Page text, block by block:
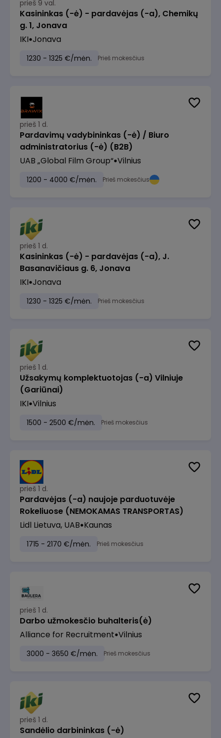
prieš 9 val.
Kasininkas (-ė) - pardavėjas (-a), Chemikų
g. 1, Jonava
IKI Jonava
1230 - 1325 €/mėn. Prieš mokesčius
prieš 1 d.
Pardavimų vadybininkas (-ė) / Biuro
administratorius (-ė) (B2B)
UAB „Global Film Group“ Vilnius
1200 - 4000 €/mėn. Prieš mokesčius
prieš 1 d.
Kasininkas (-ė) - pardavėjas (-a), J.
Basanavičiaus g. 6, Jonava
IKI Jonava
1230 - 1325 €/mėn. Prieš mokesčius
prieš 1 d.
Užsakymų komplektuotojas (-a) Vilniuje
(Gariūnai)
IKI Vilnius
1500 - 2500 €/mėn. Prieš mokesčius
prieš 1 d.
Pardavėjas (-a) naujoje parduotuvėje
Rokeliuose (NEMOKAMAS TRANSPORTAS)
Lidl Lietuva, UAB Kaunas
1715 - 2170 €/mėn. Prieš mokesčius
prieš 1 d.
Darbo užmokesčio buhalteris(ė)
Alliance for Recruitment Vilnius
3000 - 3650 €/mėn. Prieš mokesčius
prieš 1 d.
Sandėlio darbininkas (-ė)